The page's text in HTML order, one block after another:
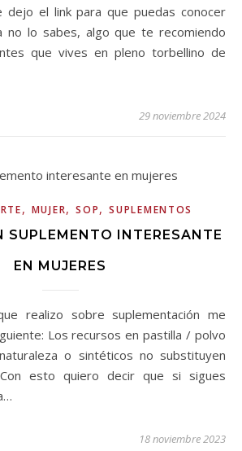
dejo el link para que puedas conocer
no lo sabes, algo que te recomiendo
que vives en pleno torbellino de
29 noviembre 2024
, MUJER,SOP,SUPLEMENTOS
SUPLEMENTO INTERESANTE
EN MUJERES
Los recursos en pastilla / polvo
o sintéticos no substituyen
esto quiero decir que si sigues
18 noviembre 2023